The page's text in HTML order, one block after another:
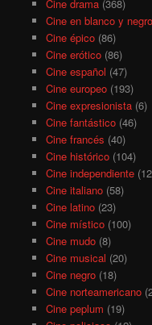
Cine drama(368)
Cine en blanco y negro
Cine épico(86)
Cine erótico(86)
Cine español (47)
Cine europeo(193)
Cine expresionista(6)
Cine fantástico(46)
Cine francés (40)
Cine histórico(104)
Cine independiente
Cine italiano(58)
Cine latino(23)
Cine místico(100)
Cine mudo(8)
Cine musical (20)
Cine negro(18)
Cine norteamericano
Cine peplum (19)